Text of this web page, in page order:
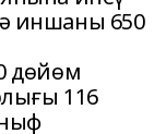
иншаны 650
дөйөм
116